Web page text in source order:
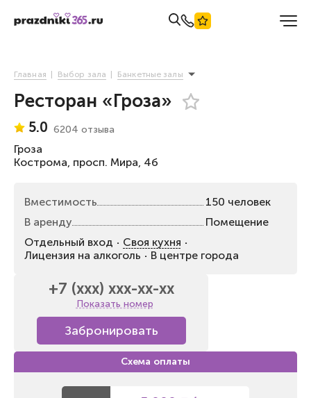
Главная Выбор зала Банкетные залы
Ресторан «Гроза»
5.0 6204 отзыва
Гроза
Кострома, просп. Мира, 4б
Вместимость
150 человек
В аренду
Помещение
Отдельный вход
Своя кухня
Лицензия на алкоголь
В центре города
+7 (xxx) xxx-xx-xx
Показать номер
Забронировать